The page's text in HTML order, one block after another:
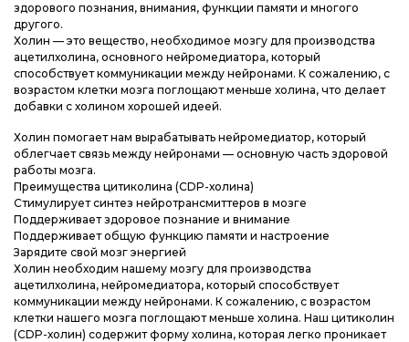
здорового познания, внимания, функции памяти и многого
другого.
Холин — это вещество, необходимое мозгу для производства
ацетилхолина, основного нейромедиатора, который
способствует коммуникации между нейронами. К сожалению, с
возрастом клетки мозга поглощают меньше холина, что делает
добавки с холином хорошей идеей.
Холин помогает нам вырабатывать нейромедиатор, который
облегчает связь между нейронами — основную часть здоровой
работы мозга.
Преимущества цитиколина (CDP-холина)
Стимулирует синтез нейротрансмиттеров в мозге
Поддерживает здоровое познание и внимание
Поддерживает общую функцию памяти и настроение
Зарядите свой мозг энергией
Холин необходим нашему мозгу для производства
ацетилхолина, нейромедиатора, который способствует
коммуникации между нейронами. К сожалению, с возрастом
клетки нашего мозга поглощают меньше холина. Наш цитиколин
(CDP-холин) содержит форму холина, которая легко проникает
Блог
Блог
Блог